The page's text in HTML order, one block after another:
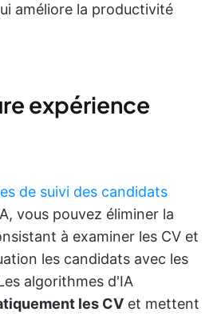
améliore la productivité
expérience
de suivi des candidats
vous pouvez éliminer la
à examiner les CV et
les candidats avec les
algorithmes d'IA
les CV et mettent